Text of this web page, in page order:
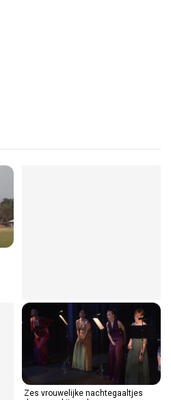
Zes vrouwelijke nachtegaaltjes